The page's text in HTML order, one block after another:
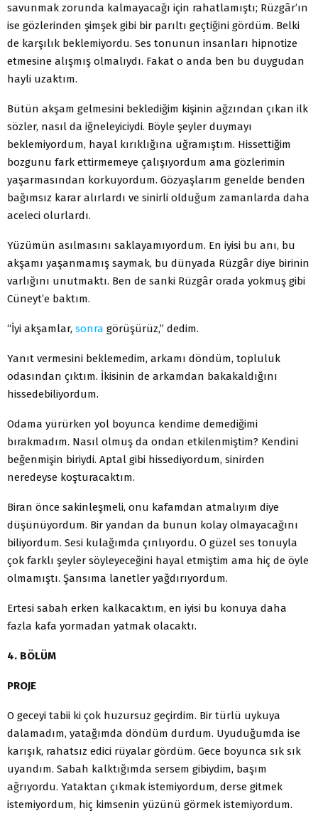
savunmak zorunda kalmayacağı için rahatlamıştı; Rüzgâr’ın
ise gözlerinden şimşek gibi bir parıltı geçtiğini gördüm. Belki
de karşılık beklemiyordu. Ses tonunun insanları hipnotize
etmesine alışmış olmalıydı. Fakat o anda ben bu duygudan
hayli uzaktım.
Bütün akşam gelmesini beklediğim kişinin ağzından çıkan ilk
sözler, nasıl da iğneleyiciydi. Böyle şeyler duymayı
beklemiyordum, hayal kırıklığına uğramıştım. Hissettiğim
bozgunu fark ettirmemeye çalışıyordum ama gözlerimin
yaşarmasından korkuyordum. Gözyaşlarım genelde benden
bağımsız karar alırlardı ve sinirli olduğum zamanlarda daha
aceleci olurlardı.
Yüzümün asılmasını saklayamıyordum. En iyisi bu anı, bu
akşamı yaşanmamış saymak, bu dünyada Rüzgâr diye birinin
varlığını unutmaktı. Ben de sanki Rüzgâr orada yokmuş gibi
Cüneyt’e baktım.
“İyi akşamlar, sonra görüşürüz,” dedim.
Yanıt vermesini beklemedim, arkamı döndüm, topluluk
odasından çıktım. İkisinin de arkamdan bakakaldığını
hissedebiliyordum.
Odama yürürken yol boyunca kendime demediğimi
bırakmadım. Nasıl olmuş da ondan etkilenmiştim? Kendini
beğenmişin biriydi. Aptal gibi hissediyordum, sinirden
neredeyse koşturacaktım.
Biran önce sakinleşmeli, onu kafamdan atmalıyım diye
düşünüyordum. Bir yandan da bunun kolay olmayacağını
biliyordum. Sesi kulağımda çınlıyordu. O güzel ses tonuyla
çok farklı şeyler söyleyeceğini hayal etmiştim ama hiç de öyle
olmamıştı. Şansıma lanetler yağdırıyordum.
Ertesi sabah erken kalkacaktım, en iyisi bu konuya daha
fazla kafa yormadan yatmak olacaktı.
4. BÖLÜM
PROJE
O geceyi tabii ki çok huzursuz geçirdim. Bir türlü uykuya
dalamadım, yatağımda döndüm durdum. Uyuduğumda ise
karışık, rahatsız edici rüyalar gördüm. Gece boyunca sık sık
uyandım. Sabah kalktığımda sersem gibiydim, başım
ağrıyordu. Yataktan çıkmak istemiyordum, derse gitmek
istemiyordum, hiç kimsenin yüzünü görmek istemiyordum.